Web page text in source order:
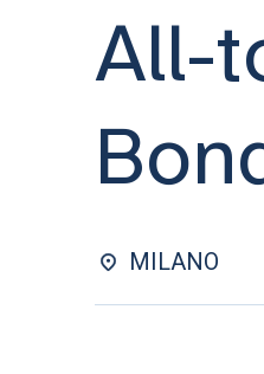
All-
MILANO